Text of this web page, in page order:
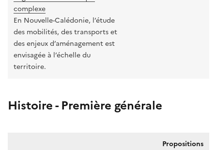
complexe
En Nouvelle-Calédonie, l’étude
des mobilités, des transports et
des enjeux d’aménagement est
envisagée à l’échelle du
territoire.
Histoire - Première générale
Propositions